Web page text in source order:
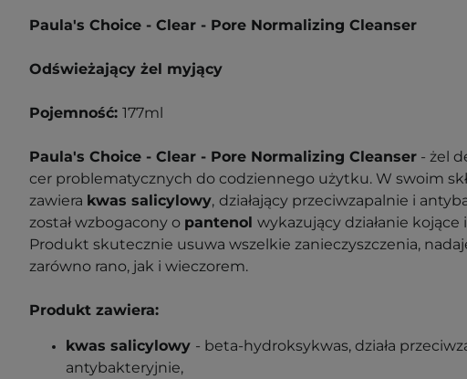
Paula's Choice - Clear - Pore Normalizing Cleanser
Odświeżający żel myjący
Pojemność: 177ml
Paula's Choice - Clear - Pore Normalizing Cleanser - żel
cer problematycznych do codziennego użytku. W swoim
zawiera kwas salicylowy, działający przeciwzapalnie i
został wzbogacony o pantenol wykazujący działanie kojące
Produkt skutecznie usuwa wszelkie zanieczyszczenia,
zarówno rano, jak i wieczorem.
Produkt zawiera:
kwas salicylowy - beta-hydroksykwas, działa
antybakteryjnie,